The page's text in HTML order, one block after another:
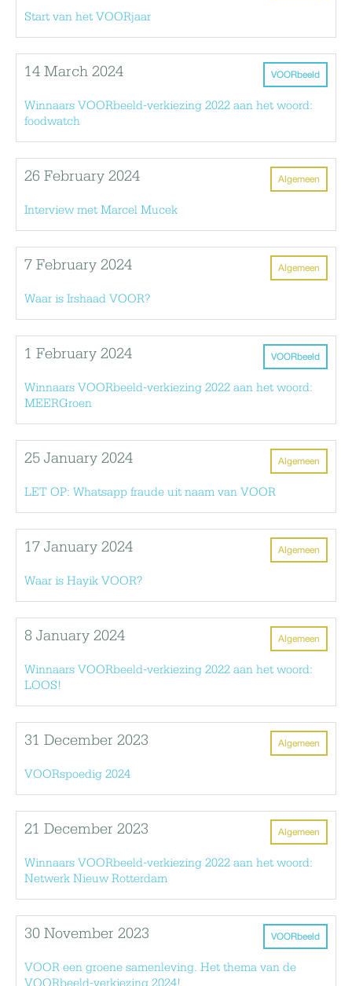
Start van het VOORjaar
VOORbeeld
14 March 2024
Winnaars VOORbeeld-verkiezing 2022 aan het woord:
foodwatch
Algemeen
26 February 2024
Interview met Marcel Mucek
Algemeen
7 February 2024
Waar is Irshaad VOOR?
VOORbeeld
1 February 2024
Winnaars VOORbeeld-verkiezing 2022 aan het woord:
MEERGroen
Algemeen
25 January 2024
LET OP: Whatsapp fraude uit naam van VOOR
Algemeen
17 January 2024
Waar is Hayik VOOR?
Algemeen
8 January 2024
Winnaars VOORbeeld-verkiezing 2022 aan het woord:
LOOS!
Algemeen
31 December 2023
VOORspoedig 2024
Algemeen
21 December 2023
Winnaars VOORbeeld-verkiezing 2022 aan het woord:
Netwerk Nieuw Rotterdam
VOORbeeld
30 November 2023
VOOR een groene samenleving. Het thema van de
VOORbeeld-verkiezing 2024!